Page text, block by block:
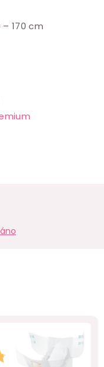
– 170 cm